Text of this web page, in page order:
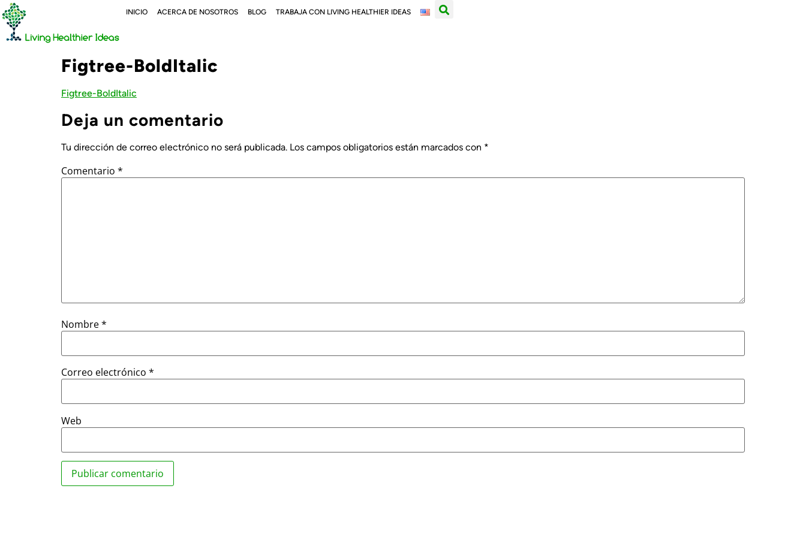
INICIO ACERCA DE NOSOTROS BLOG TRABAJA CON LIVING HEALTHIER IDEAS
Figtree-BoldItalic
Figtree-BoldItalic
Deja un comentario
Tu dirección de correo electrónico no será publicada. Los campos obligatorios están marcados con *
Comentario *
Nombre*
Correo electrónico *
Web